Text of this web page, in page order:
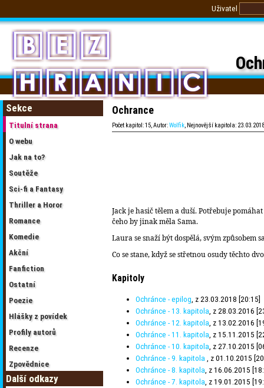
Uživatel
Sekce
Titulní strana
O webu
Jak na to?
Soutěže
Sci-fi a Fantasy
Thriller a Horor
Romance
Komedie
Akční
Fanfiction
Ostatní
Poezie
Hlášky z povídek
Profily autorů
Recenze
Zpovědnice
Další odkazy
Ochrance
Počet kapitol: 15, Autor:Wolfik, Nejnovější kapitola:
Jack je hasič tělem a duší. Potřebuje
čeho by jinak měla Sama.
Laura se snaží být dospělá, svým způsobem
Co se stane, když se střetnou osudy těchto
Kapitoly
Ochránce - epilog , z 23.03.2018 [20:15]
Ochránce - 13. kapitola , z 28.03.2016
Ochránce - 12. kapitola , z 13.02.2016
Ochránce - 11. kapitola , z 15.11.2015
Ochránce - 10. kapitola , z 27.10.2015
Ochránce - 9. kapitola
, z 01.10.2015
Ochránce - 8. kapitola , z 16.06.2015
Ochránce - 7. kapitola , z 19.01.2015